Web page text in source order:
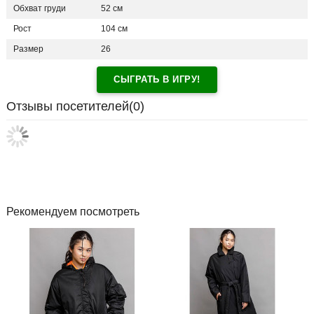
Обхват груди 52 см
Рост 104 см
Размер 26
СЫГРАТЬ В ИГРУ!
Отзывы посетителей(0)
Рекомендуем посмотреть